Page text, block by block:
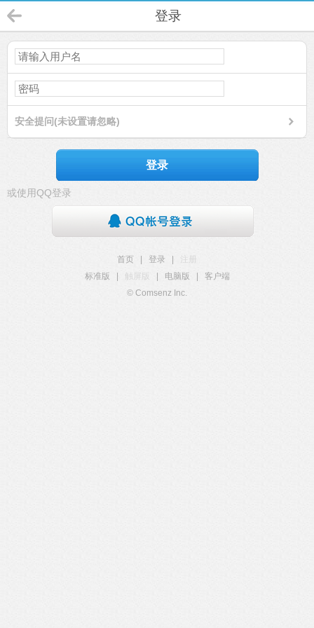
登录
安全提问(未设置请忽略)
登录
或使用QQ登录
首页 登录
注册
标准版
触屏版 电脑版
客户端
© Comsenz Inc.